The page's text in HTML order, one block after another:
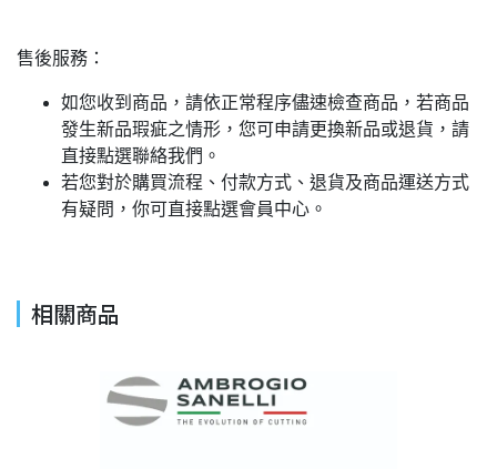
售後服務：
如您收到商品，請依正常程序儘速檢查商品，若商品
發生新品瑕疵之情形，您可申請更換新品或退貨，請
直接點選聯絡我們。
若您對於購買流程、付款方式、退貨及商品運送方式
有疑問，你可直接點選會員中心。
相關商品